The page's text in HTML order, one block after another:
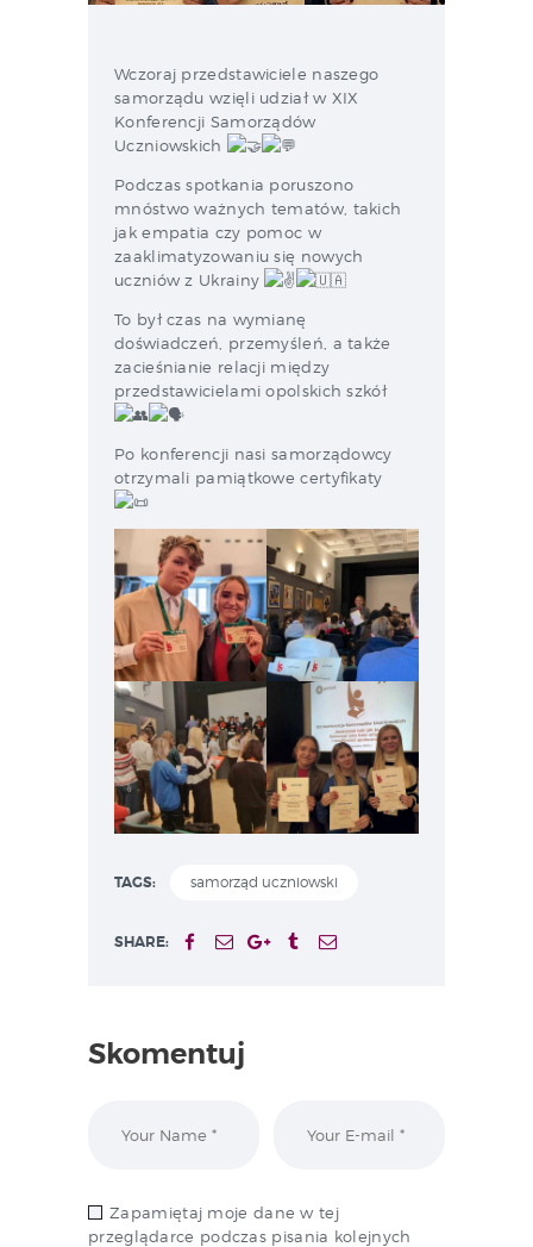
Wczoraj przedstawiciele naszego
samorządu wzięli udział w XIX
Konferencji Samorządów
Uczniowskich
Podczas spotkania poruszono
mnóstwo ważnych tematów, takich
jak empatia czy pomoc w
zaaklimatyzowaniu się nowych
uczniów z Ukrainy
To był czas na wymianę
doświadczeń, przemyśleń, a także
zacieśnianie relacji między
przedstawicielami opolskich szkół
Po konferencji nasi samorządowcy
otrzymali pamiątkowe certyfikaty
TAGS: samorząd uczniowski
SHARE:
Skomentuj
Zapamiętaj moje dane w tej
przeglądarce podczas pisania kolejnych